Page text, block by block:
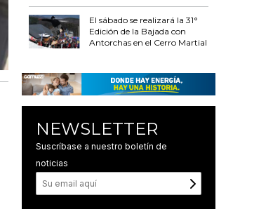
El sábado se realizará la 31°
Edición de la Bajada con
Antorchas en el Cerro Martial
NEWSLETTER
Suscríbase a nuestro boletín de
noticias